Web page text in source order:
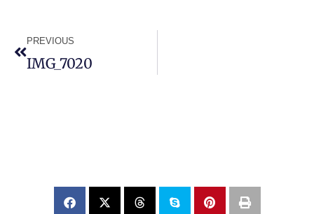
PREVIOUS
IMG_7020